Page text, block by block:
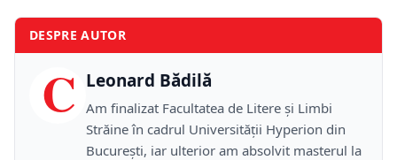
DESPRE AUTOR
C Leonard Bădilă
Am finalizat Facultatea de Litere și Limbi
Străine în cadrul Universității Hyperion din
București, iar ulterior am absolvit masterul la